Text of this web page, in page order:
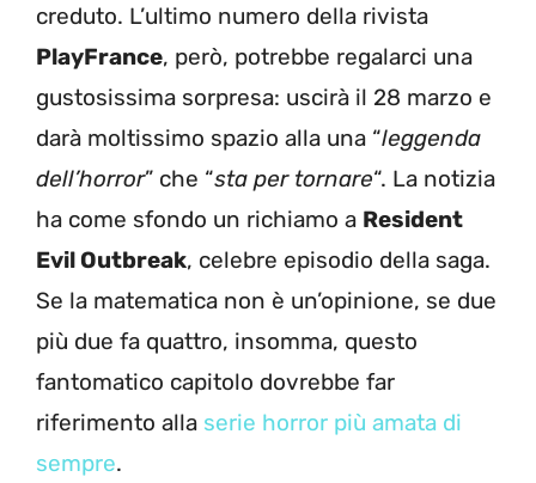
creduto. L’ultimo numero della rivista
PlayFrance, però, potrebbe regalarci una
gustosissima sorpresa: uscirà il 28 marzo e
darà moltissimo spazio alla una “leggenda
dell’horror” che “sta per tornare“. La notizia
ha come sfondo un richiamo a Resident
Evil Outbreak, celebre episodio della saga.
Se la matematica non è un’opinione, se due
più due fa quattro, insomma, questo
fantomatico capitolo dovrebbe far
riferimento alla serie horror più amata di
sempre.